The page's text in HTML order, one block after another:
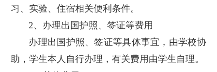
习、实验、住宿相关便利条件。
2、办理出国护照、签证等费用
办理出国护照、签证等具体事宜，由学校协
助，学生本人自行办理，有关费用由学生自理。